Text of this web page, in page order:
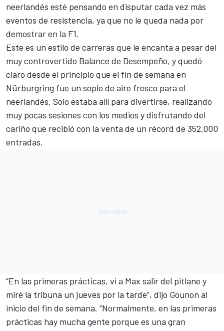
neerlandés esté pensando en disputar cada vez más
eventos de resistencia, ya que no le queda nada por
demostrar en la F1.
Este es un estilo de carreras que le encanta a pesar del
muy controvertido Balance de Desempeño, y quedó
claro desde el principio que el fin de semana en
Nürburgring fue un soplo de aire fresco para el
neerlandés. Solo estaba allí para divertirse, realizando
muy pocas sesiones con los medios y disfrutando del
cariño que recibió con la venta de un récord de 352.000
entradas.
“En las primeras prácticas, vi a Max salir del pitlane y
miré la tribuna un jueves por la tarde”, dijo Gounon al
inicio del fin de semana. “Normalmente, en las primeras
prácticas hay mucha gente porque es una gran